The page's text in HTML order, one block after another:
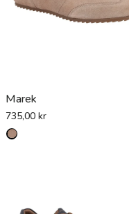
Marek
735,00 kr